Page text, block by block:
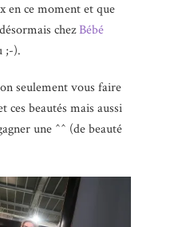
en ce moment et que
chezBébé
;-).
seulement vous faire
ces beautés mais aussi
une ^^ (de beauté